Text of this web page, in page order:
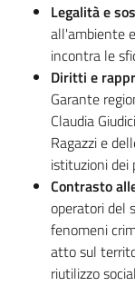
Legalità e
all'ambiente
incontra le
Diritti e
Garante
Claudia
Ragazzi e
istituzioni dei
Contrasto
operatori del
fenomeni
atto sul
riutilizzo